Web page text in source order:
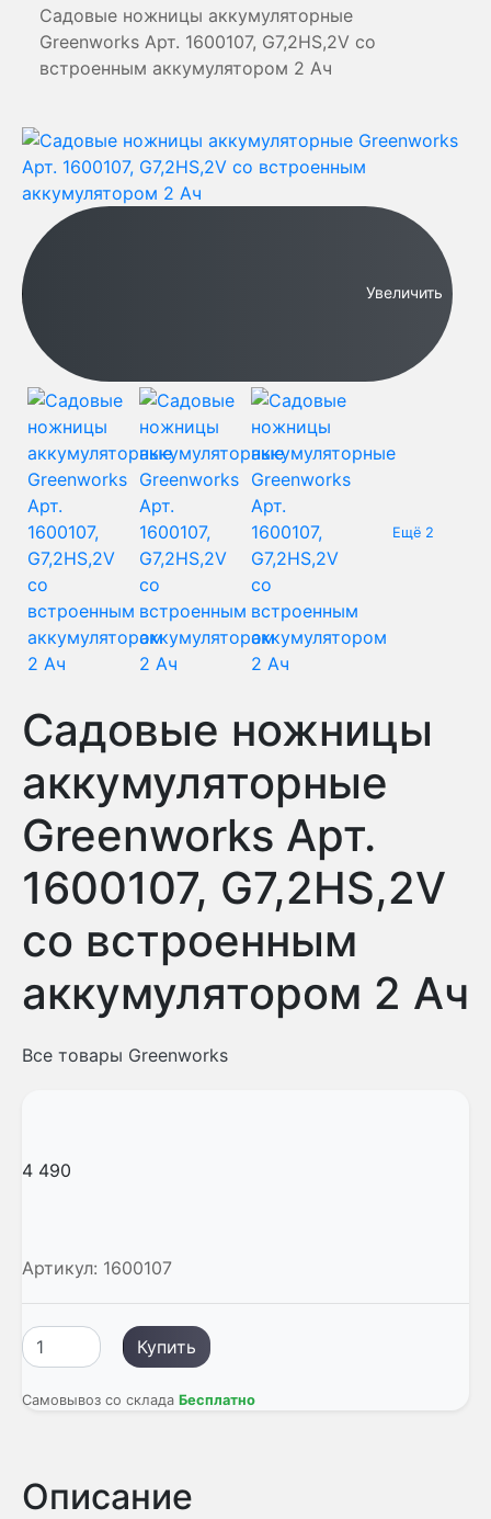
Садовые ножницы аккумуляторные
Greenworks Арт. 1600107, G7,2HS,2V со
встроенным аккумулятором 2 Aч
Увеличить
Ещё 2
Садовые ножницы
аккумуляторные
Greenworks Арт.
1600107, G7,2HS,2V
со встроенным
аккумулятором 2 Aч
Все товары Greenworks
4 490
Артикул: 1600107
Купить
Самовывоз со склада Бесплатно
Описание